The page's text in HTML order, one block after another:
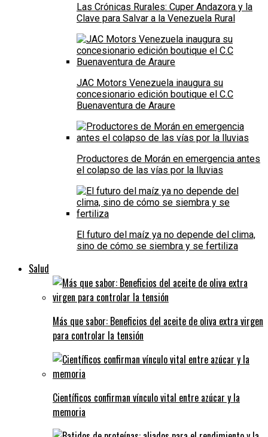
Las Crónicas Rurales: Cuper Andazora y la
Clave para Salvar a la Venezuela Rural
JAC Motors Venezuela inaugura su
concesionario edición boutique el C.C
Buenaventura de Araure
Productores de Morán en emergencia antes
el colapso de las vías por la lluvias
El futuro del maíz ya no depende del clima,
sino de cómo se siembra y se fertiliza
Salud
Más que sabor: Beneficios del aceite de oliva extra virgen
para controlar la tensión
Científicos confirman vínculo vital entre azúcar y la
memoria